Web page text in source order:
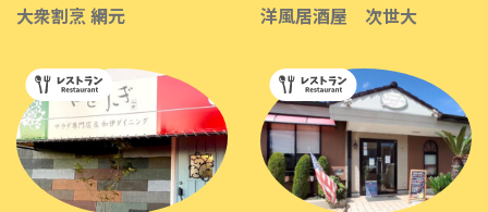
大衆割烹 網元 洋風居酒屋 次世大